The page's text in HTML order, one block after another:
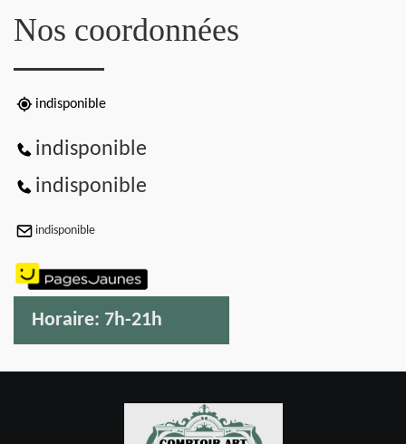
Nos coordonnées
indisponible
indisponible
indisponible
indisponible
Horaire: 7h-21h